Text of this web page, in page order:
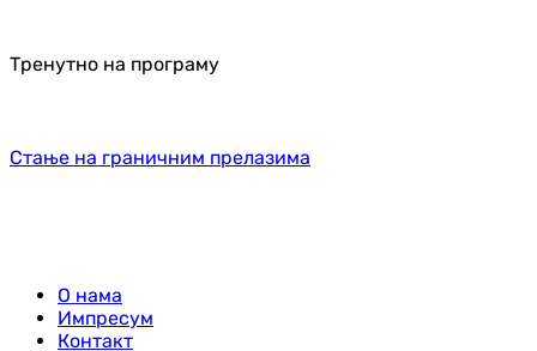
Тренутно на програму
Стање на граничним прелазима
О нама
Импресум
Контакт